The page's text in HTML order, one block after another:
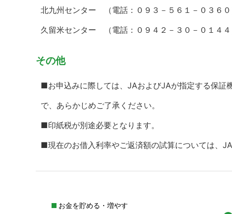
北九州センター （電話：０９３－５６１－０３６０
久留米センター （電話：０９４２－３０－０１４４
その他
■お申込みに際しては、JAおよびJAが指定する保証
で、あらかじめご了承ください。
■印紙税が別途必要となります。
■現在のお借入利率やご返済額の試算については、
お金を貯める・増やす